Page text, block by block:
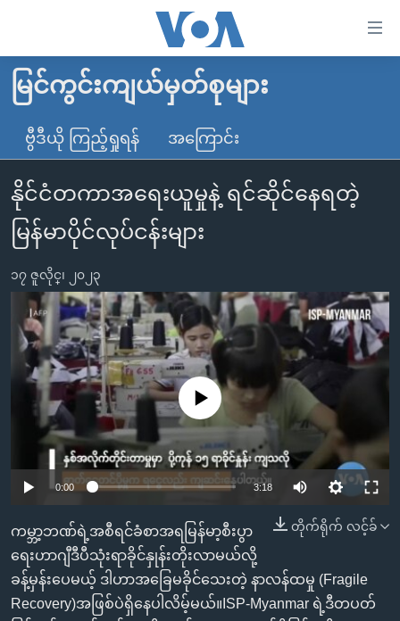
လွယ်ကူ
စေ
သည့်
Link
များ
ပင်မ
သို့
ကျော်
ကြည့်
ပင်မ
စာမျက်နှာ
ကြည့်
ရန်
ရှာဖွေ
ရန်
မူလစာမျက်နှာ
မြန်မာ
ကမ္ဘာ့သတင်းများ
နိုင်ငံတကာ
အမေရိကန်
အစ္စရေး-ပါလက်စတိုင်း
ဗွီဒီယို
သတင်းလွတ်လပ်ခွင့်
ရပ်ဝန်းတခု လမ်းတခု အလွန်
အင်္ဂလိပ်စာလေ့လာမယ်
အမေရိကန်သုံးအီဒီယံ
မကြေးမုံရဲ့ အင်္ဂလိပ်စာ
ရုပ်ရှင်ထဲက အင်္ဂလိပ်စာ
သုတပဒေသာ အင်္ဂလိပ်စာ
အပတ်စဉ်ကဏ္ဍများ
ရေဒီယို
တီဗွီ
ရေဒီယိုနှင့်ရုပ်သံ အချက်အလက်များ
ရေဒီယို/တီဗွီအစီအစဉ်
Learning English
ဗွီအိုအေ လူမှုကွန်ယက်များ
ဘာသာစကားများ
မြင်ကွင်းကျယ်မှတ်စုများ
ဗွီဒီယို ကြည့်ရှုရန် အကြောင်း
နိုင်ငံတကာအရေးယူမှုနဲ့ ရင်ဆိုင်နေရတဲ့
မြန်မာပိုင်လုပ်ငန်းများ
၁၇ ဇူလိုင္၊ ၂၀၂၃
No media source currently available
0:00 3:18
တိုက်ရိုက် လင့်ခ်
ကမ္ဘာ့ဘဏ်ရဲ့အစီရင်ခံစာအရမြန်မာ့စီးပွာ
ရေးဟာဂျီဒီပီသုံးရာခိုင်နှုန်းတိုးလာမယ်လို့
ခန့်မှန်းပေမယ့် ဒါဟာအခြေမခိုင်သေးတဲ့ နာလန်ထမှု (Fragile
Recovery)အဖြစ်ပဲရှိနေပါလိမ့်မယ်။ISP-Myanmar ရဲ့ဒီတပတ်